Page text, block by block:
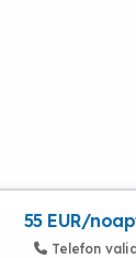
55 EUR/
Telefon